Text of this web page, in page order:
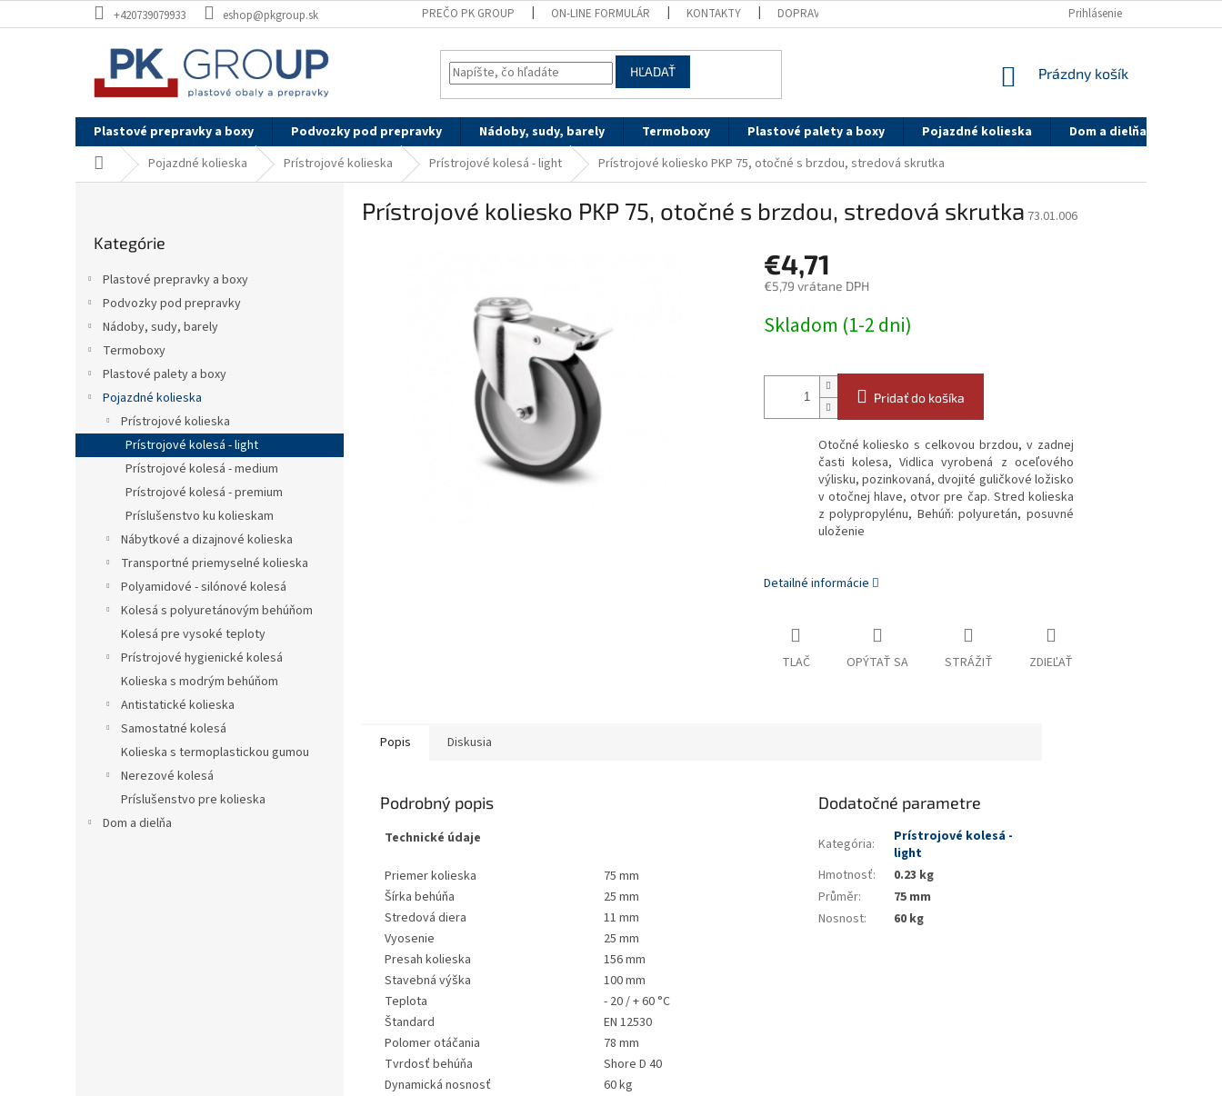
na
+420739079933 eshop@pkgroup.sk PREČO PK GROUP ON-LINE FORMULÁR KONTAKTY DOPRAVA A PLATBA REFERENCIE
Prihlásenie
HĽADAŤ
NÁKUPNÝ
Prázdny košík
Plastové prepravky a boxy Podvozky pod prepravky Nádoby, sudy, barely Termoboxy Plastové palety a boxy Pojazdné kolieska Dom a dielňa
DomovPojazdné kolieska Prístrojové kolieska Prístrojové kolesá - light Prístrojové koliesko PKP 75, otočné s brzdou, stredová skrutka
kategórie
Kategórie
Plastové prepravky a boxy
Podvozky pod prepravky
Nádoby, sudy, barely
Termoboxy
Plastové palety a boxy
Pojazdné kolieska
Prístrojové kolieska
Prístrojové kolesá - light
Prístrojové kolesá - medium
Prístrojové kolesá - premium
Príslušenstvo ku kolieskam
Nábytkové a dizajnové kolieska
Transportné priemyselné kolieska
Polyamidové - silónové kolesá
Kolesá s polyuretánovým behúňom
Kolesá pre vysoké teploty
Prístrojové hygienické kolesá
Kolieska s modrým behúňom
Antistatické kolieska
Samostatné kolesá
Kolieska s termoplastickou gumou
Nerezové kolesá
Príslušenstvo pre kolieska
Dom a dielňa
Prístrojové koliesko PKP 75, otočné s brzdou, stredová skrutka 73.01.006
€4,71
€5,79 vrátane DPH
cena:
Skladom (1-2 dni)
Pridať do košíka
Otočné koliesko s celkovou brzdou, v zadnej
časti kolesa, Vidlica vyrobená z oceľového
výlisku, pozinkovaná, dvojité guličkové ložisko
v otočnej hlave, otvor pre čap. Stred kolieska
z polypropylénu, Behúň: polyuretán, posuvné
uloženie
Detailné informácie
TLAČ OPÝTAŤ SA STRÁŽIŤ ZDIEĽAŤ
Popis Diskusia
Podrobný popis
Technické údaje
Priemer kolieska
75 mm
Šírka behúňa
25 mm
Stredová diera
11 mm
Vyosenie
25 mm
Presah kolieska
156 mm
Stavebná výška
100 mm
Teplota
- 20 / + 60 °C
Štandard
EN 12530
Polomer otáčania
78 mm
Tvrdosť behúňa
Shore D 40
Dynamická nosnosť
60 kg
Dodatočné parametre
Kategória:
Prístrojové kolesá -
light
Hmotnosť:
0.23 kg
Průměr:
75 mm
Nosnost: 60 kg